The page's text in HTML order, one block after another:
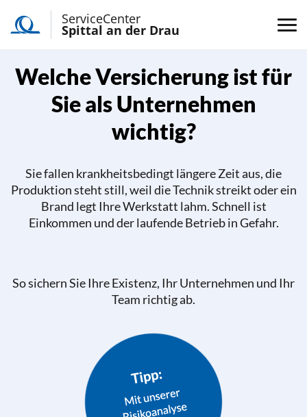
ServiceCenter
Spittal an der Drau
Welche Versicherung ist für
Sie als Unternehmen
wichtig?
Sie fallen krankheitsbedingt längere Zeit aus, die
Produktion steht still, weil die Technik streikt oder ein
Brand legt Ihre Werkstatt lahm. Schnell ist
Einkommen und der laufende Betrieb in Gefahr.
So sichern Sie Ihre Existenz, Ihr Unternehmen und Ihr
Team richtig ab.